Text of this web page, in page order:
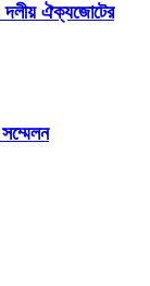
দলীয় ঐক্যজোটের